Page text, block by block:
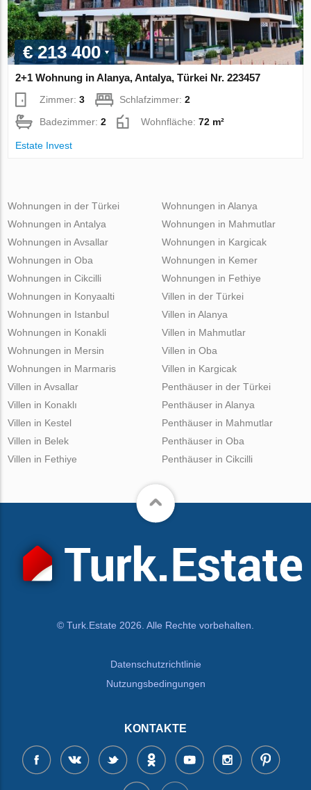
€ 213 400
2+1 Wohnung in Alanya, Antalya, Türkei Nr. 223457
Zimmer:3 Schlafzimmer:2
Badezimmer:2 Wohnfläche:72 m²
Estate Invest
Wohnungen in der Türkei
Wohnungen in Antalya
Wohnungen in Avsallar
Wohnungen in Oba
Wohnungen in Cikcilli
Wohnungen in Alanya
Wohnungen in Mahmutlar
Wohnungen in Kargicak
Wohnungen in Kemer
Wohnungen in Fethiye
Wohnungen in Konyaalti
Wohnungen in Istanbul
Wohnungen in Konakli
Wohnungen in Mersin
Wohnungen in Marmaris
Villen in der Türkei
Villen in Alanya
Villen in Mahmutlar
Villen in Oba
Villen in Kargicak
Villen in Avsallar
Villen in Konaklı
Villen in Kestel
Villen in Belek
Villen in Fethiye
Penthäuser in der Türkei
Penthäuser in Alanya
Penthäuser in Mahmutlar
Penthäuser in Oba
Penthäuser in Cikcilli
© Turk.Estate 2026. Alle Rechte vorbehalten.
Datenschutzrichtlinie
Nutzungsbedingungen
KONTAKTE